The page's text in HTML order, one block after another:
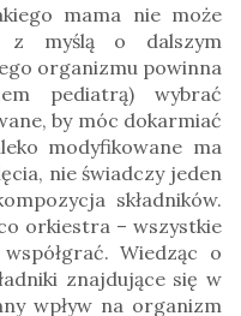
mama nie może
z myślą o dalszym
organizmu powinna
pediatrą) wybrać
by móc dokarmiać
modyfikowane ma
nie świadczy jeden
składników.
orkiestra – wszystkie
Wiedząc o
znajdujące się w
wpływ na organizm